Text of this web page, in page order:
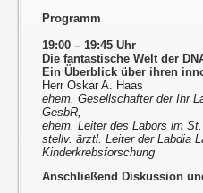
Programm
19:00 – 19:45 Uhr
Die fantastische Welt der
Ein Überblick über ihren
Herr Oskar A. Haas
ehem. Gesellschafter der Ihr
GesbR,
ehem. Leiter des Labors im
stellv. ärztl. Leiter der Labdia
Kinderkrebsforschung
Anschließend Diskussion